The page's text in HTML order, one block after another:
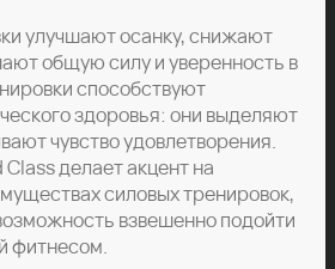
улучшают осанку, снижают
общую силу и уверенность в
способствуют
здоровья: они выделяют
чувство удовлетворения.
делает акцент на
силовых тренировок,
взвешенно подойти
фитнесом.